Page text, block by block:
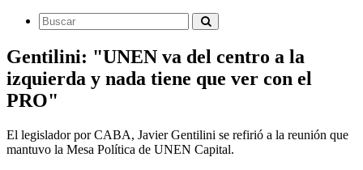
Gentilini: "UNEN va del centro a la
izquierda y nada tiene que ver con el
PRO"
El legislador por CABA, Javier Gentilini se refirió a la reunión que
mantuvo la Mesa Política de UNEN Capital.